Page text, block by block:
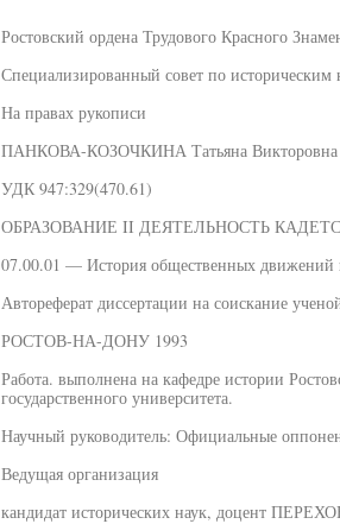
Ростовский ордена Трудового Красного
Специализированный совет по
На правах рукописи
ПАНКОВА-КОЗОЧКИНА Татьяна Викторовна
УДК 947:329(470.61)
ОБРАЗОВАНИЕ II ДЕЯТЕЛЬНОСТЬ
07.00.01 — История общественных движений
Автореферат диссертации на соискание
РОСТОВ-НА-ДОНУ 1993
Работа. выполнена на кафедре истории
государственного университета.
Научный руководитель: Официальные
Ведущая организация
кандидат исторических наук, доцент